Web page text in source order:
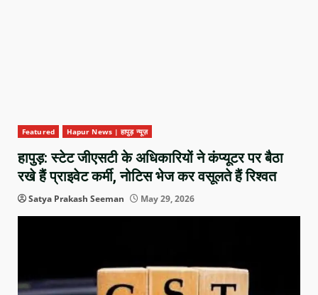
Featured Hapur News | हापुड़ न्यूज़
हापुड़: स्टेट जीएसटी के अधिकारियों ने कंप्यूटर पर बैठा
रखे हैं प्राइवेट कर्मी, नोटिस भेज कर वसूलते हैं रिश्वत
Satya Prakash Seeman May 29, 2026